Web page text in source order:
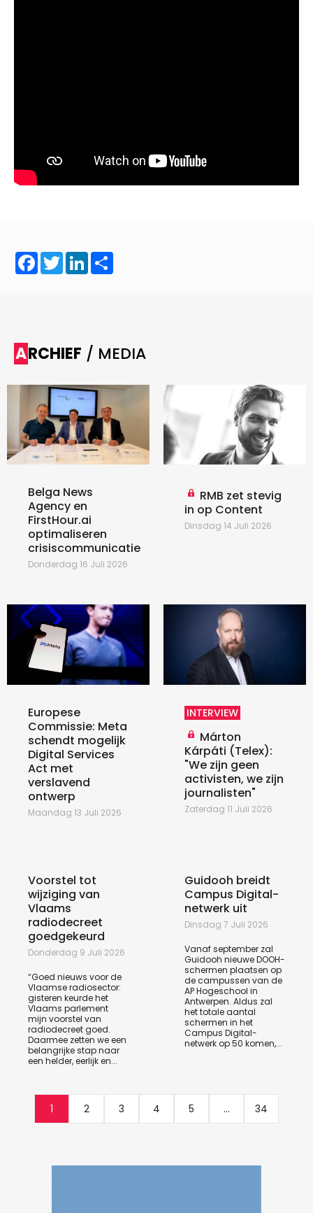
Facebook
TwitterLinkedIn
ARCHIEF / MEDIA
Belga News
Agency en
FirstHour.ai
optimaliseren
crisiscommunicatie
Donderdag 16 Juli 2026
RMB zet stevig
in op Content
Dinsdag 14 Juli 2026
Europese
Commissie: Meta
schendt mogelijk
Digital Services
Act met
verslavend
ontwerp
Maandag 13 Juli 2026
INTERVIEW
Márton
Kárpáti (Telex):
"We zijn geen
activisten, we zijn
journalisten"
Zaterdag 11 Juli 2026
Voorstel tot
wijziging van
Vlaams
radiodecreet
goedgekeurd
Donderdag 9 Juli 2026
“Goed nieuws voor de
Vlaamse radiosector:
gisteren keurde het
Vlaams parlement
mijn voorstel van
radiodecreet goed.
Daarmee zetten we een
belangrijke stap naar
een helder, eerlijk en...
Guidooh breidt
Campus Digital-
netwerk uit
Dinsdag 7 Juli 2026
Vanaf september zal
Guidooh nieuwe DOOH-
schermen plaatsen op
de campussen van de
AP Hogeschool in
Antwerpen. Aldus zal
het totale aantal
schermen in het
Campus Digital-
netwerk op 50 komen,...
1 2 3 4 5 ... 34